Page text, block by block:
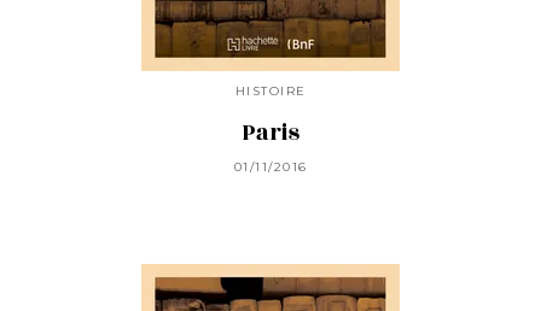
HISTOIRE
Paris
01/11/2016